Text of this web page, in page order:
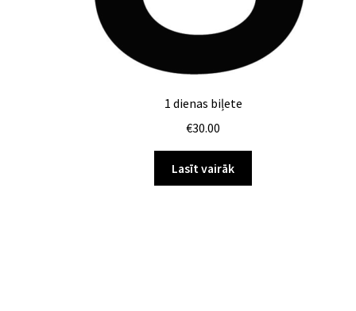
1 dienas biļete
€30.00
Lasīt vairāk